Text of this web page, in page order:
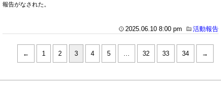
報告がなされた。
2025.06.10 8:00 pm 活動報告
← 1 2 3 4 5 … 32 33 34 →